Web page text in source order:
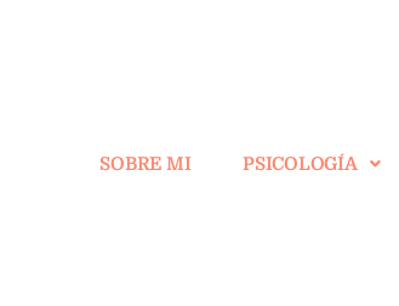
SOBRE MI PSICOLOGÍA